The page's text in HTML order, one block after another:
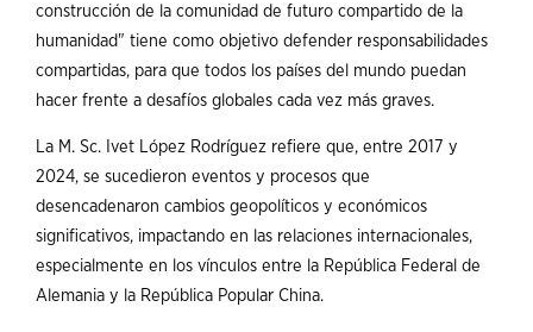
construcción de la comunidad de futuro compartido de la
humanidad" tiene como objetivo defender responsabilidades
compartidas, para que todos los países del mundo puedan
hacer frente a desafíos globales cada vez más graves.
La M. Sc. Ivet López Rodríguez refiere que, entre 2017 y
2024, se sucedieron eventos y procesos que
desencadenaron cambios geopolíticos y económicos
significativos, impactando en las relaciones internacionales,
especialmente en los vínculos entre la República Federal de
Alemania y la República Popular China.